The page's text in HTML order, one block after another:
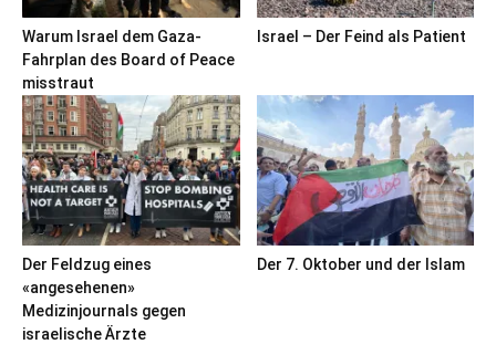
Warum Israel dem Gaza-
Fahrplan des Board of Peace
misstraut
Israel – Der Feind als Patient
Der Feldzug eines
«angesehenen»
Medizinjournals gegen
israelische Ärzte
Der 7. Oktober und der Islam